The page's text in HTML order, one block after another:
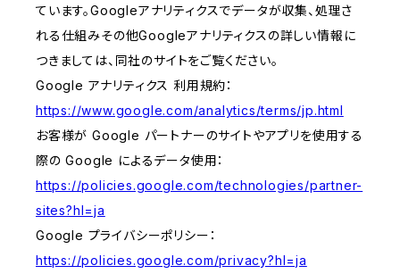
ています。Googleアナリティクスでデータが収集、処理さ
れる仕組みその他Googleアナリティクスの詳しい情報に
つきましては、同社のサイトをご覧ください。
Google アナリティクス 利用規約：
https://www.google.com/analytics/terms/jp.html
お客様が Google パートナーのサイトやアプリを使用する
際の Google によるデータ使用：
https://policies.google.com/technologies/partner-
sites?hl=ja
Google プライバシーポリシー：
https://policies.google.com/privacy?hl=ja